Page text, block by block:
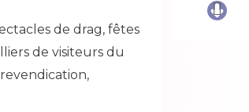
de drag, fêtes
de visiteurs du